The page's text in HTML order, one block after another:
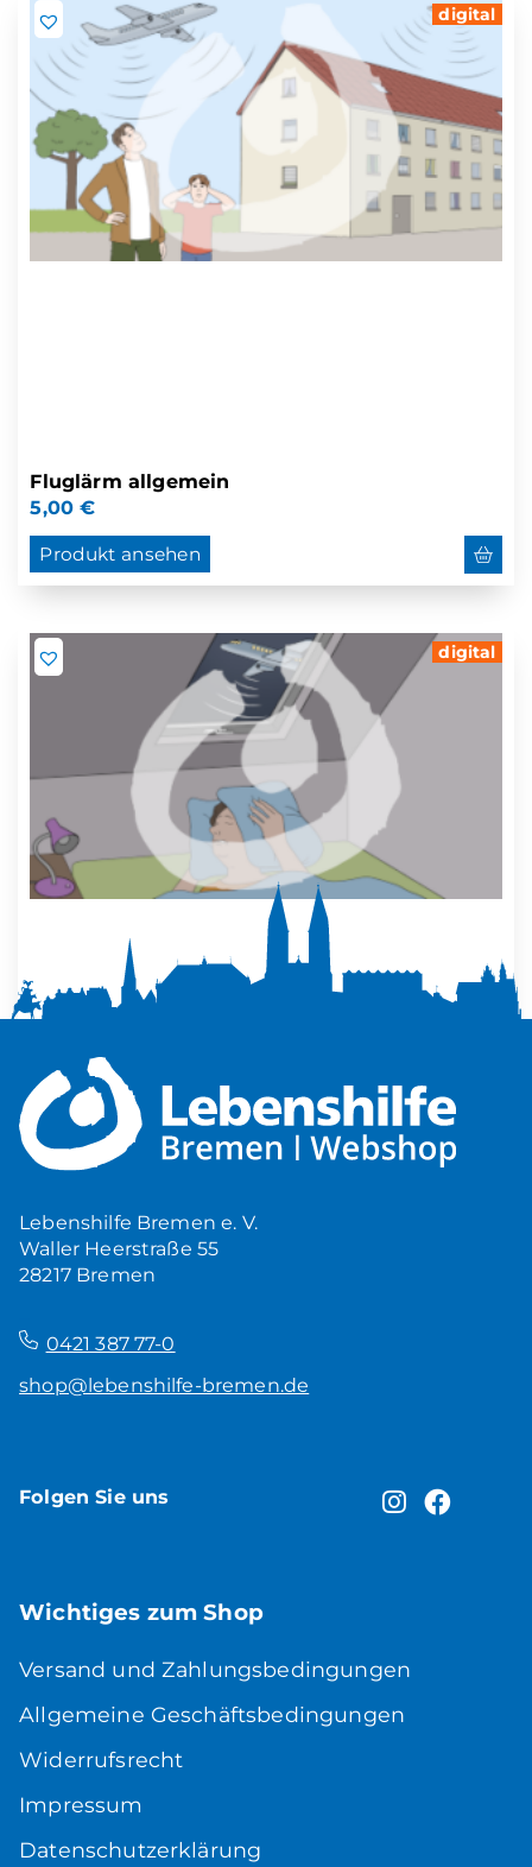
digital
Fluglärm allgemein
5,00€
Produkt ansehen
digital
Mehr Ruhe zuhause
5,00€
Lebenshilfe Bremen e. V.
Waller Heerstraße 55
28217 Bremen
0421 387 77-0
shop@lebenshilfe-bremen.de
Folgen Sie uns
Wichtiges zum Shop
Versand und Zahlungsbedingungen
Allgemeine Geschäftsbedingungen
Widerrufsrecht
Impressum
Datenschutzerklärung